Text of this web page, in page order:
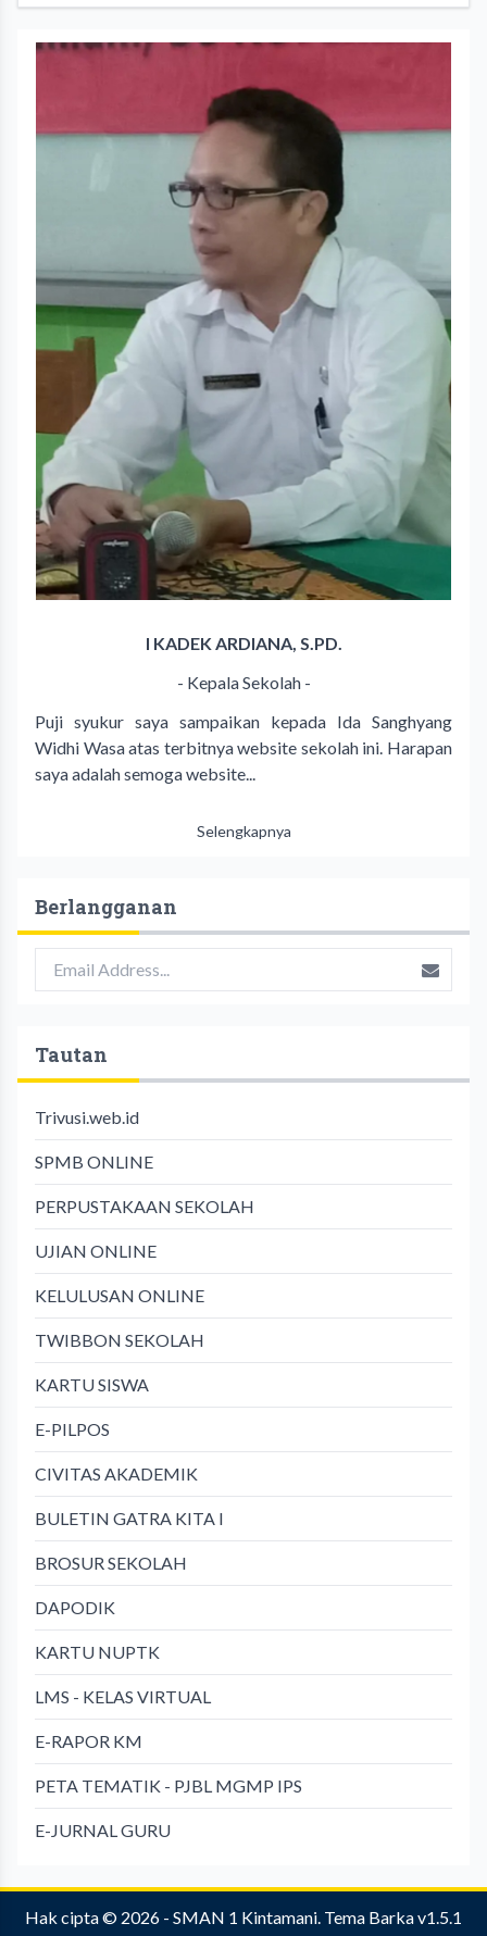
I KADEK ARDIANA, S.PD.
- Kepala Sekolah -
Puji syukur saya sampaikan kepada Ida Sanghyang
Widhi Wasa atas terbitnya website sekolah ini. Harapan
saya adalah semoga website...
Selengkapnya
Berlangganan
Tautan
Trivusi.web.id
SPMB ONLINE
PERPUSTAKAAN SEKOLAH
UJIAN ONLINE
KELULUSAN ONLINE
TWIBBON SEKOLAH
KARTU SISWA
E-PILPOS
CIVITAS AKADEMIK
BULETIN GATRA KITA I
BROSUR SEKOLAH
DAPODIK
KARTU NUPTK
LMS - KELAS VIRTUAL
E-RAPOR KM
PETA TEMATIK - PJBL MGMP IPS
E-JURNAL GURU
Hak cipta © 2026 - SMAN 1 Kintamani. Tema Barka v1.5.1